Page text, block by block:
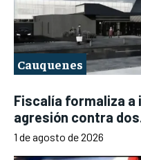
Cauquenes
Fiscalía formaliza
agresión contra
1 de agosto de 2026